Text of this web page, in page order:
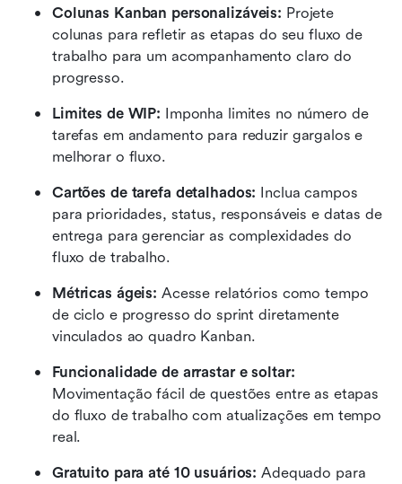
Colunas Kanban personalizáveis: Projete
colunas para refletir as etapas do seu fluxo de
trabalho para um acompanhamento claro do
progresso.
Limites de WIP: Imponha limites no número de
tarefas em andamento para reduzir gargalos e
melhorar o fluxo.
Cartões de tarefa detalhados: Inclua campos
para prioridades, status, responsáveis e datas de
entrega para gerenciar as complexidades do
fluxo de trabalho.
Métricas ágeis: Acesse relatórios como tempo
de ciclo e progresso do sprint diretamente
vinculados ao quadro Kanban.
Funcionalidade de arrastar e soltar:
Movimentação fácil de questões entre as etapas
do fluxo de trabalho com atualizações em tempo
real.
Gratuito para até 10 usuários: Adequado para